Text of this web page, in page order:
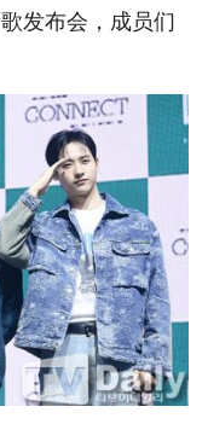
发布会，成员们